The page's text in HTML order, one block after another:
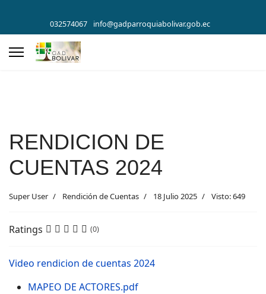
032574067 info@gadparroquiabolivar.gob.ec
RENDICION DE
CUENTAS 2024
Super User Rendición de Cuentas 18 Julio 2025 Visto: 649
Ratings (0)
Video rendicion de cuentas 2024
MAPEO DE ACTORES.pdf